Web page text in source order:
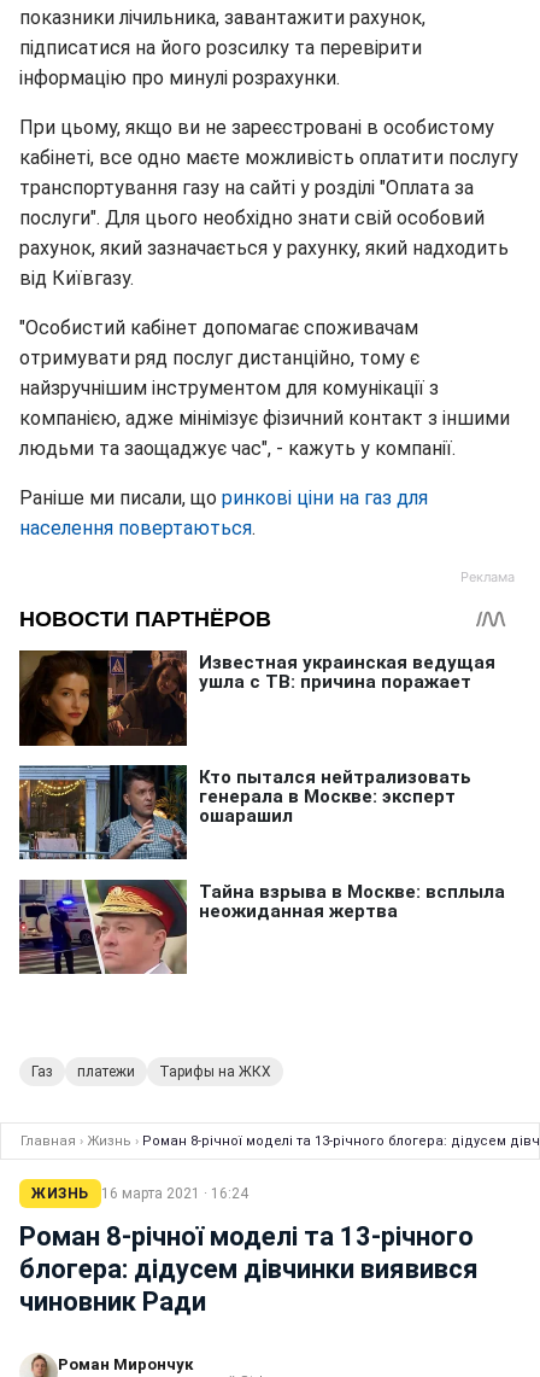
показники лічильника, завантажити рахунок,
підписатися на його розсилку та перевірити
інформацію про минулі розрахунки.
При цьому, якщо ви не зареєстровані в особистому
кабінеті, все одно маєте можливість оплатити послугу
транспортування газу на сайті у розділі "Оплата за
послуги". Для цього необхідно знати свій особовий
рахунок, який зазначається у рахунку, який надходить
від Київгазу.
"Особистий кабінет допомагає споживачам
отримувати ряд послуг дистанційно, тому є
найзручнішим інструментом для комунікації з
компанією, адже мінімізує фізичний контакт з іншими
людьми та заощаджує час", - кажуть у компанії.
Раніше ми писали, що ринкові ціни на газ для
населення повертаються.
Газ платежи Тарифы на ЖКХ
Главная › Жизнь › Роман 8-річної моделі та 13-річного блогера: дідусем
ЖИЗНЬ 16 марта 2021 · 16:24
Роман 8-річної моделі та 13-річного
блогера: дідусем дівчинки виявився
чиновник Ради
Роман Мирончук